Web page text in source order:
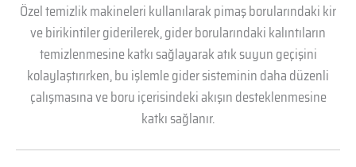
Özel temizlik makineleri kullanılarak pimaş borularındaki kir
ve birikintiler giderilerek, gider borularındaki kalıntıların
temizlenmesine katkı sağlayarak atık suyun geçişini
kolaylaştırırken, bu işlemle gider sisteminin daha düzenli
çalışmasına ve boru içerisindeki akışın desteklenmesine
katkı sağlanır.